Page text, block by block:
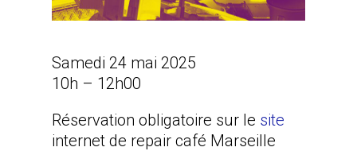
Samedi 24 mai 2025
10h – 12h00
Réservation obligatoire sur le site
internet de repair café Marseille